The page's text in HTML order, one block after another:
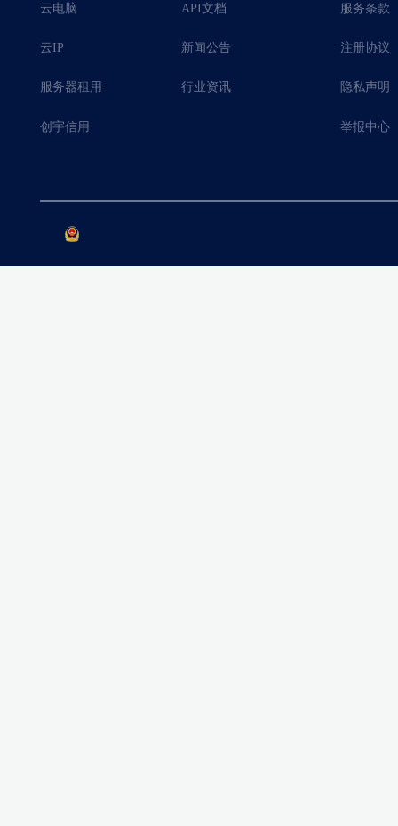
云电脑
云IP
服务器租用
创宇信用
API文档
新闻公告
行业资讯
服务条款
注册协议
隐私声明
举报中心